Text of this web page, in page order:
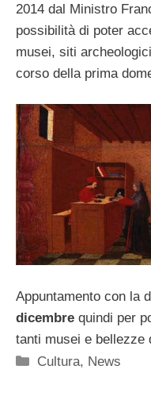
2014 dal Ministro
possibilità di poter
musei, siti
corso della prima
Appuntamento con la
dicembre quindi per
tanti musei e bellezze
Categorie
Cultura, News